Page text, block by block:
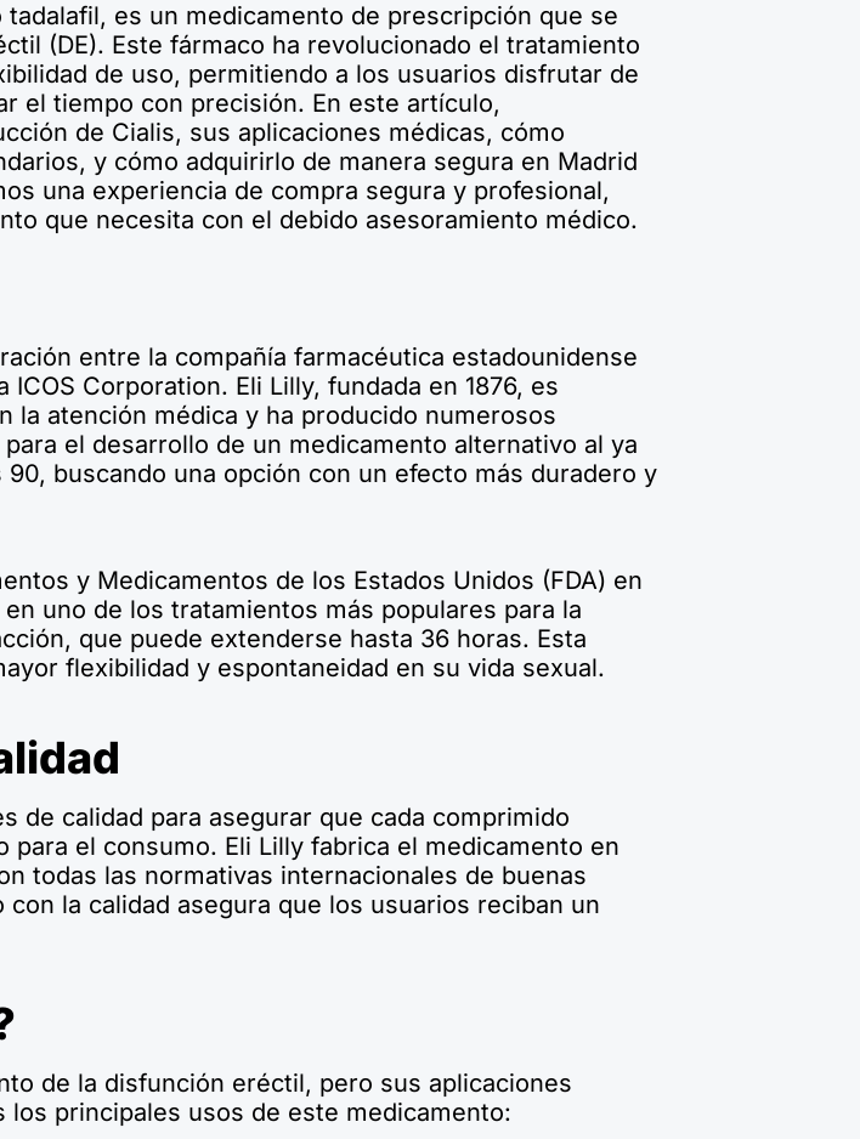
es un medicamento de prescripción que se
(DE). Este fármaco ha revolucionado el tratamiento
de uso, permitiendo a los usuarios disfrutar de
el tiempo con precisión. En este artículo,
de Cialis, sus aplicaciones médicas, cómo
y cómo adquirirlo de manera segura en Madrid
una experiencia de compra segura y profesional,
que necesita con el debido asesoramiento médico.
entre la compañía farmacéutica estadounidense
Corporation. Eli Lilly, fundada en 1876, es
la atención médica y ha producido numerosos
el desarrollo de un medicamento alternativo al ya
buscando una opción con un efecto más duradero y
y Medicamentos de los Estados Unidos (FDA) en
uno de los tratamientos más populares para la
que puede extenderse hasta 36 horas. Esta
flexibilidad y espontaneidad en su vida sexual.
de calidad para asegurar que cada comprimido
el consumo. Eli Lilly fabrica el medicamento en
todas las normativas internacionales de buenas
la calidad asegura que los usuarios reciban un
de la disfunción eréctil, pero sus aplicaciones
los principales usos de este medicamento: